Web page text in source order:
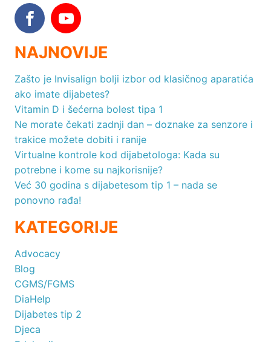
NAJNOVIJE
Zašto je Invisalign bolji izbor od klasičnog aparatića
ako imate dijabetes?
Vitamin D i šećerna bolest tipa 1
Ne morate čekati zadnji dan – doznake za senzore i
trakice možete dobiti i ranije
Virtualne kontrole kod dijabetologa: Kada su
potrebne i kome su najkorisnije?
Već 30 godina s dijabetesom tip 1 – nada se
ponovno rađa!
KATEGORIJE
Advocacy
Blog
CGMS/FGMS
DiaHelp
Dijabetes tip 2
Djeca